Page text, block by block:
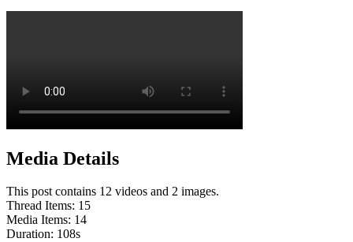
Media Details
This post contains 12 videos and 2 images.
Thread Items: 15
Media Items: 14
Duration: 108s